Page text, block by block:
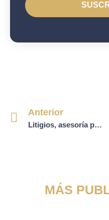
Anterior
Litigios, asesoría probatoria, e investigación judicial especializada en el sector salud y de la seguridad social
MÁS